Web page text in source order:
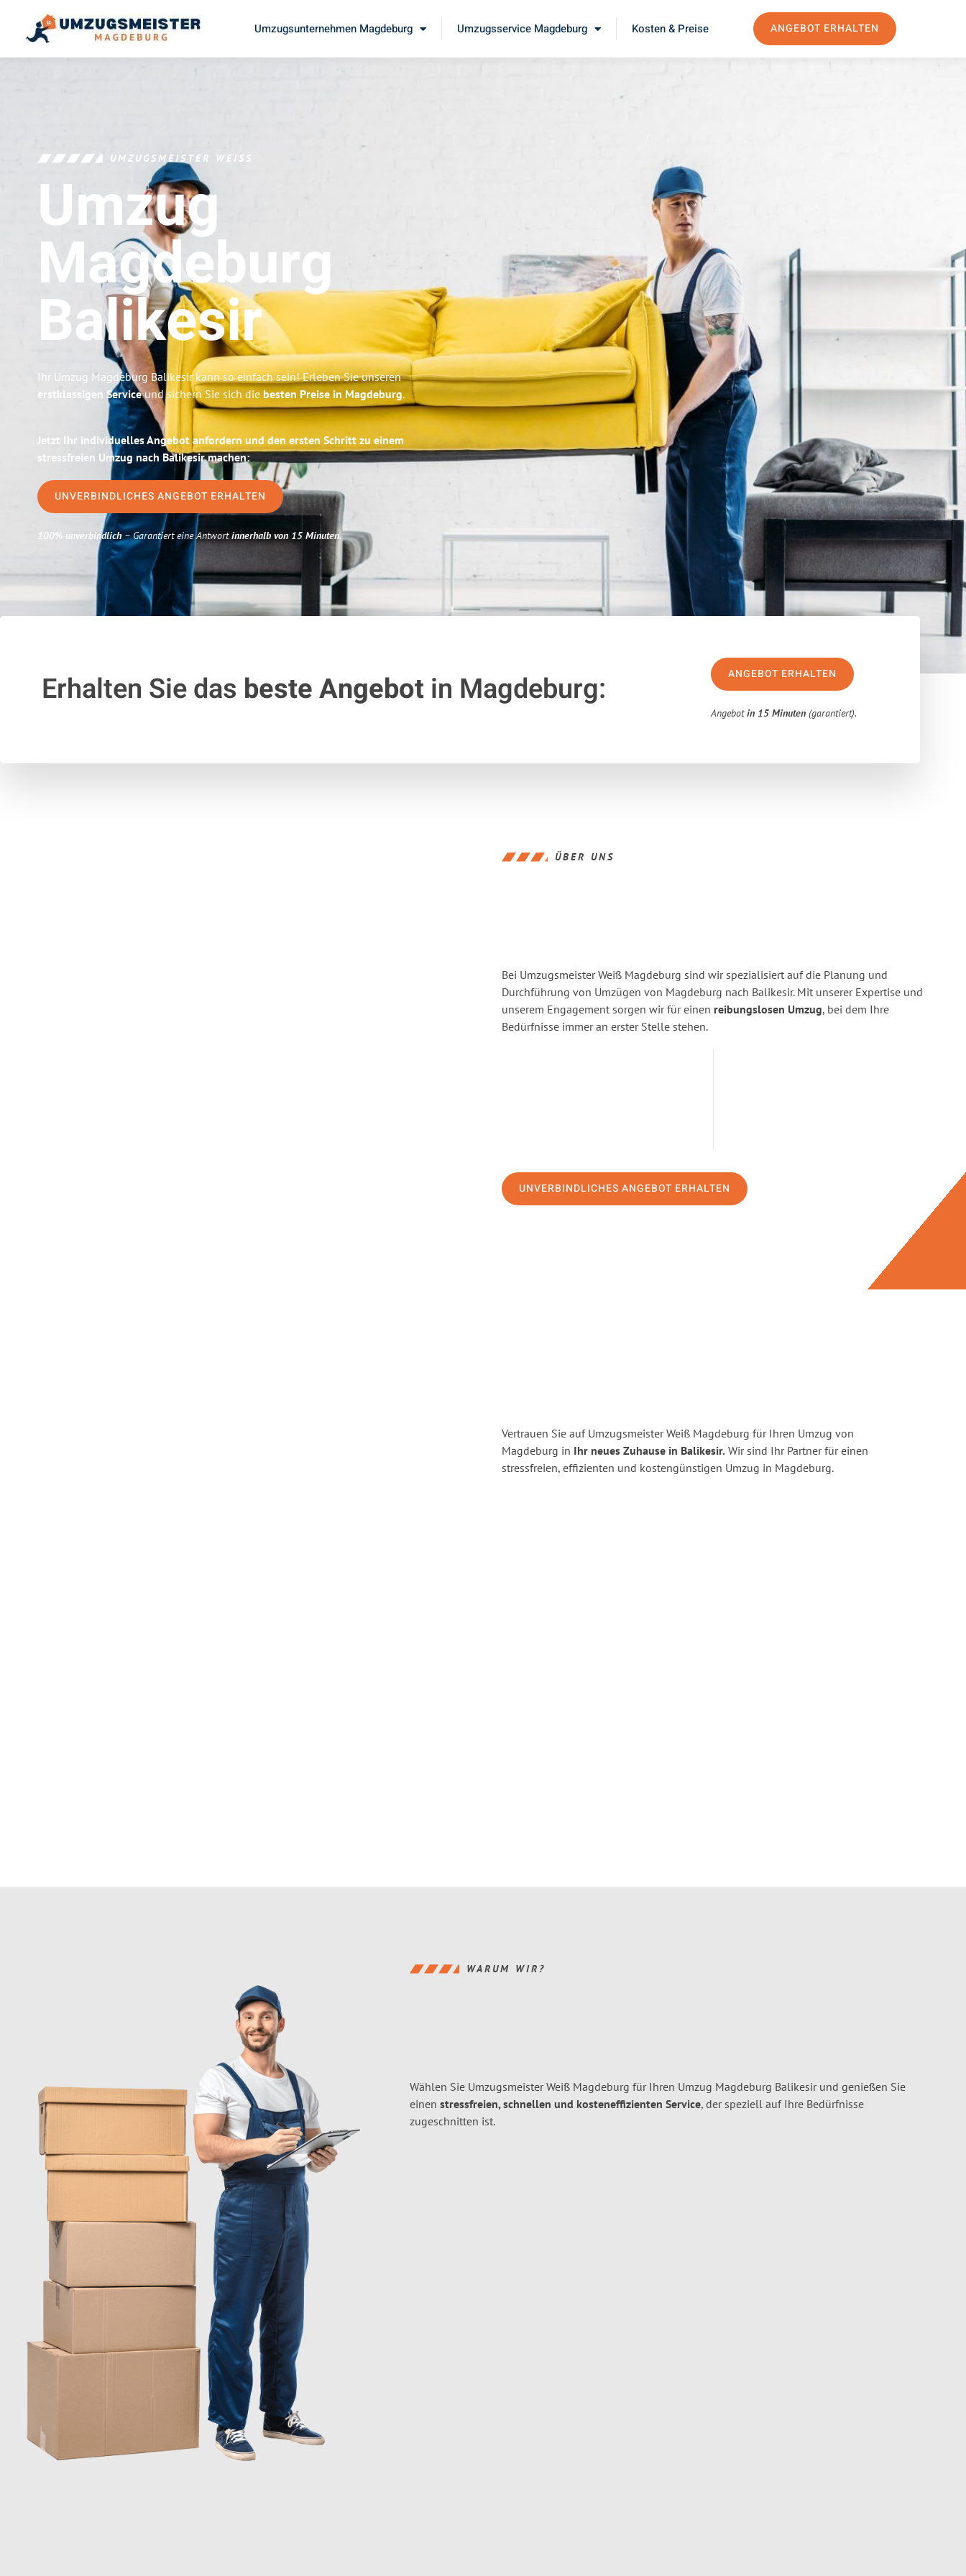
Umzugsunternehmen Magdeburg Umzugsservice Magdeburg Kosten & Preise ANGEBOT ERHALTEN
UMZUGSMEISTER WEISS
Umzug
Magdeburg
Balikesir
Ihr Umzug Magdeburg Balikesir kann so einfach sein! Erleben Sie unseren
erstklassigen Serviceund sichern Sie sich die besten Preise in Magdeburg.
Jetzt Ihr individuelles Angebot anfordern und den ersten Schritt zu einem
stressfreien Umzug nach Balikesir machen:
UNVERBINDLICHES ANGEBOT ERHALTEN
100% unverbindlich– Garantiert eine Antwortinnerhalb von 15 Minuten.
Erhalten Sie das beste Angebotin Magdeburg: ANGEBOT ERHALTEN
Angebotin 15 Minuten (garantiert).
ÜBER UNS
Bei Umzugsmeister Weiß Magdeburg sind wir spezialisiert auf die Planung und
Durchführung von Umzügen von Magdeburg nach Balikesir. Mit unserer Expertise und
unserem Engagement sorgen wir für einen reibungslosen Umzug, bei dem Ihre
Bedürfnisse immer an erster Stelle stehen.
UNVERBINDLICHES ANGEBOT ERHALTEN
Vertrauen Sie auf Umzugsmeister Weiß Magdeburg für Ihren Umzug von
Magdeburg in Ihr neues Zuhause in Balikesir. Wir sind Ihr Partner für einen
stressfreien, effizienten und kostengünstigen Umzug in Magdeburg.
WARUM WIR?
Wählen Sie Umzugsmeister Weiß Magdeburg für Ihren Umzug Magdeburg Balikesir und genießen Sie
einen stressfreien, schnellen und kosteneffizienten Service, der speziell auf Ihre Bedürfnisse
zugeschnitten ist.